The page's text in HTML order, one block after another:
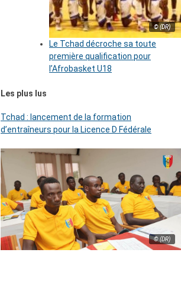
© (DR)
Le Tchad décroche sa toute
première qualification pour
l’Afrobasket U18
Les plus lus
Tchad : lancement de la formation
d’entraîneurs pour la Licence D Fédérale
© (DR)